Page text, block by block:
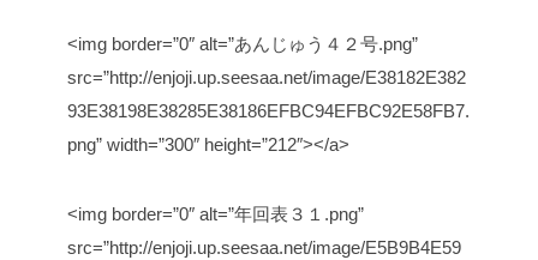
<img border=”0″ alt=”あんじゅう４２号.png”
src=”http://enjoji.up.seesaa.net/image/E38182E382
93E38198E38285E38186EFBC94EFBC92E58FB7.
png” width=”300″ height=”212″></a>
<img border=”0″ alt=”年回表３１.png”
src=”http://enjoji.up.seesaa.net/image/E5B9B4E59